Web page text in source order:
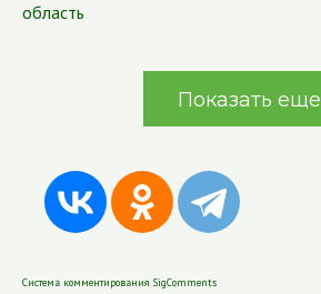
область
Показать еще
Система комментирования SigComments